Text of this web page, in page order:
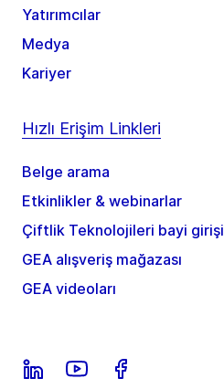
Yatırımcılar
Medya
Kariyer
Hızlı Erişim Linkleri
Belge arama
Etkinlikler & webinarlar
Çiftlik Teknolojileri bayi girişi
GEA alışveriş mağazası
GEA videoları